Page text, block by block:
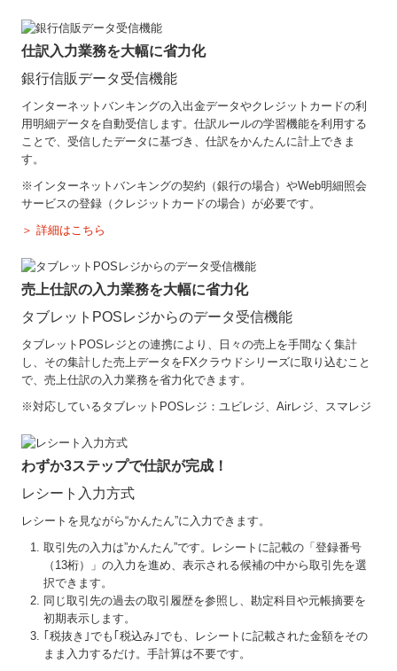
仕訳入力業務を大幅に省力化
銀行信販データ受信機能
インターネットバンキングの入出金データやクレジットカードの利
用明細データを自動受信します。仕訳ルールの学習機能を利用する
ことで、受信したデータに基づき、仕訳をかんたんに計上できま
す。
※インターネットバンキングの契約（銀行の場合）やWeb明細照会
サービスの登録（クレジットカードの場合）が必要です。
＞ 詳細はこちら
売上仕訳の入力業務を大幅に省力化
タブレットPOSレジからのデータ受信機能
タブレットPOSレジとの連携により、日々の売上を手間なく集計
し、その集計した売上データをFXクラウドシリーズに取り込むこと
で、売上仕訳の入力業務を省力化できます。
※対応しているタブレットPOSレジ：ユビレジ、Airレジ、スマレジ
わずか3ステップで仕訳が完成！
レシート入力方式
レシートを見ながら“かんたん”に入力できます。
取引先の入力は”かんたん”です。レシートに記載の「登録番号
（13桁）」の入力を進め、表示される候補の中から取引先を選
択できます。
同じ取引先の過去の取引履歴を参照し、勘定科目や元帳摘要を
初期表示します。
｢税抜き｣でも｢税込み｣でも、レシートに記載された金額をその
まま入力するだけ。手計算は不要です。